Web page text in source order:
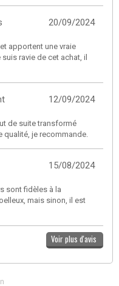
20/09/2024
apportent une vraie
ravie de cet achat, il
12/09/2024
de suite transformé
qualité, je recommande.
15/08/2024
sont fidèles à la
mais sinon, il est
Voir plus d'avis